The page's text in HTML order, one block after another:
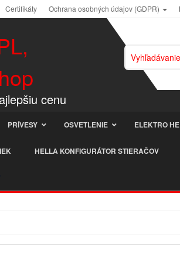
Certifikáty Ochrana osobných údajov (GDPR)
cenu
PRÍVESY OSVETLENIE ELEKTRO
HELLA KONFIGURÁTOR STIERAČOV